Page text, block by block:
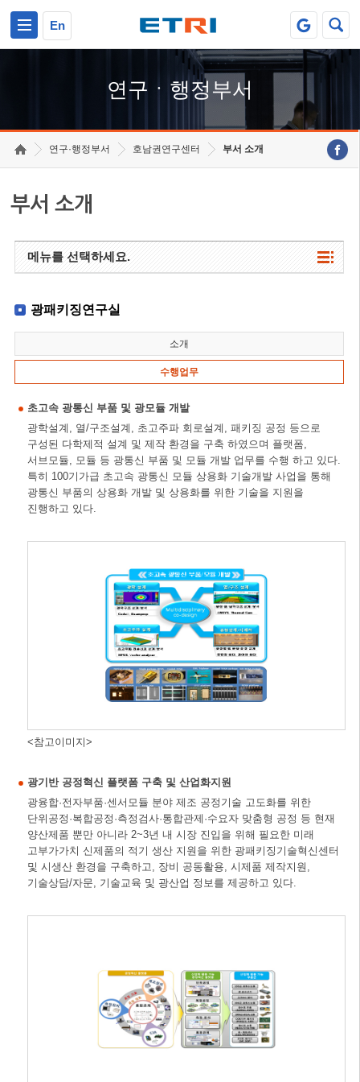
En
연구ㆍ행정부서
연구·행정부서 호남권연구센터 부서 소개
부서 소개
메뉴를 선택하세요.
광패키징연구실
소개
수행업무
초고속 광통신 부품 및 광모듈 개발
광학설계, 열/구조설계, 초고주파 회로설계, 패키징 공정 등으로
구성된 다학제적 설계 및 제작 환경을 구축 하였으며 플랫폼,
서브모듈, 모듈 등 광통신 부품 및 모듈 개발 업무를 수행 하고 있다.
특히 100기가급 초고속 광통신 모듈 상용화 기술개발 사업을 통해
광통신 부품의 상용화 개발 및 상용화를 위한 기술을 지원을
진행하고 있다.
<참고이미지>
광기반 공정혁신 플랫폼 구축 및 산업화지원
광융합·전자부품·센서모듈 분야 제조 공정기술 고도화를 위한
단위공정·복합공정·측정검사·통합관제·수요자 맞춤형 공정 등 현재
양산제품 뿐만 아니라 2~3년 내 시장 진입을 위해 필요한 미래
고부가가치 신제품의 적기 생산 지원을 위한 광패키징기술혁신센터
및 시생산 환경을 구축하고, 장비 공동활용, 시제품 제작지원,
기술상담/자문, 기술교육 및 광산업 정보를 제공하고 있다.